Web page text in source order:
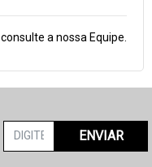
a nossa Equipe.
ENVIAR